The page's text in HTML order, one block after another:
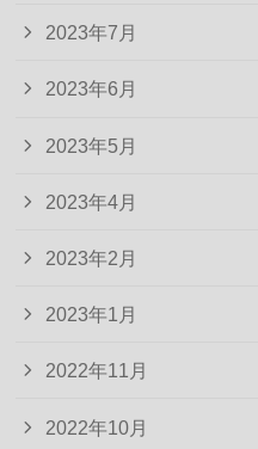
2023年7月
2023年6月
2023年5月
2023年4月
2023年2月
2023年1月
2022年11月
2022年10月